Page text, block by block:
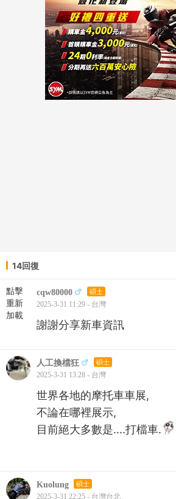
14回復
點擊
重新
加載
cqw80000 碩士
2025-3-31 11:29 - 台灣
謝謝分享新車資訊
人工換檔狂 碩士
2025-3-31 13:28 - 台灣
世界各地的摩托車車展,
不論在哪裡展示,
目前絕大多數是....打檔車.
Kuolung 碩士
2025-3-31 22:25 - 台灣台北